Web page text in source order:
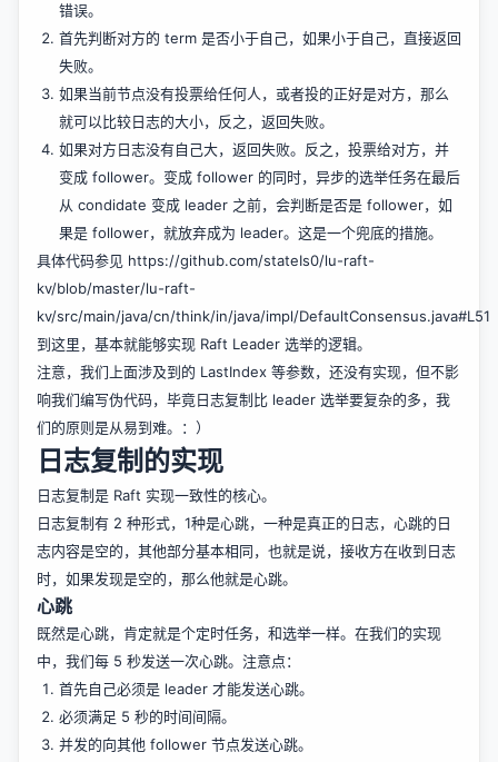
错误。
首先判断对方的 term 是否小于自己，如果小于自己，直接返回
失败。
如果当前节点没有投票给任何人，或者投的正好是对方，那么
就可以比较日志的大小，反之，返回失败。
如果对方日志没有自己大，返回失败。反之，投票给对方，并
变成 follower。变成 follower 的同时，异步的选举任务在最后
从 condidate 变成 leader 之前，会判断是否是 follower，如
果是 follower，就放弃成为 leader。这是一个兜底的措施。
具体代码参见 https://github.com/stateIs0/lu-raft-
kv/blob/master/lu-raft-
kv/src/main/java/cn/think/in/java/impl/DefaultConsensus.java#L51
到这里，基本就能够实现 Raft Leader 选举的逻辑。
注意，我们上面涉及到的 LastIndex 等参数，还没有实现，但不影
响我们编写伪代码，毕竟日志复制比 leader 选举要复杂的多，我
们的原则是从易到难。：）
日志复制的实现
日志复制是 Raft 实现一致性的核心。
日志复制有 2 种形式，1种是心跳，一种是真正的日志，心跳的日
志内容是空的，其他部分基本相同，也就是说，接收方在收到日志
时，如果发现是空的，那么他就是心跳。
心跳
既然是心跳，肯定就是个定时任务，和选举一样。在我们的实现
中，我们每 5 秒发送一次心跳。注意点：
首先自己必须是 leader 才能发送心跳。
必须满足 5 秒的时间间隔。
并发的向其他 follower 节点发送心跳。